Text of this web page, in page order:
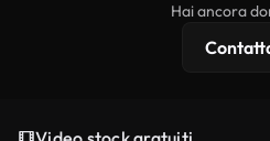
Hai ancora